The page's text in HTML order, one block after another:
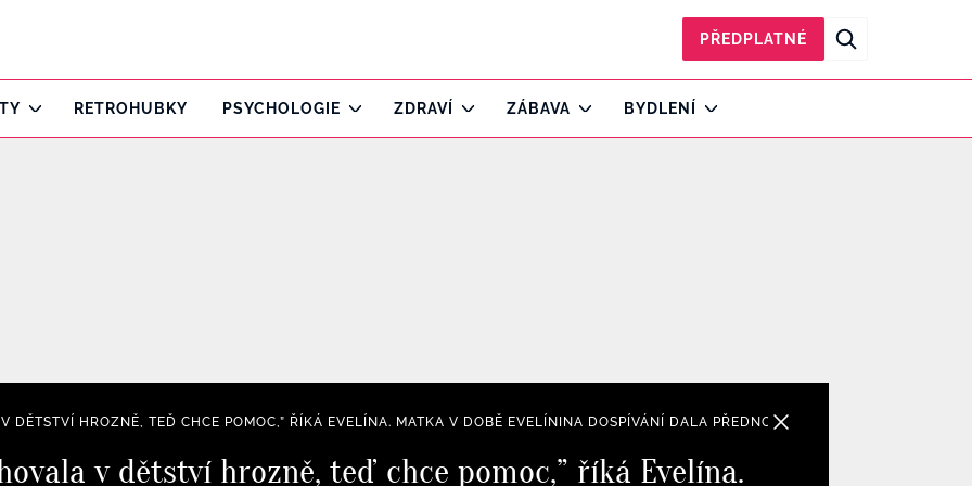
PŘEDPLATNÉ
RETROHUBKY PSYCHOLOGIE ZDRAVÍ ZÁBAVA BYDLENÍ
DĚTSTVÍ HROZNĚ, TEĎ CHCE POMOC,” ŘÍKÁ EVELÍNA. MATKA V DOBĚ EVELÍNINA DOSPÍVÁNÍ DALA PŘEDNOST PŘÍTELI, DCERA JI CELÁ
v dětství hrozně, teď chce pomoc,” říká Evelína.